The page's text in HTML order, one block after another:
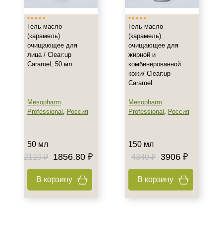
Тип товара
Масло
Гель
Класс косметики
Тип кожи
Все типы кожи
Жирная
Гель-масло
(карамель)
очищающее для
лица / Clear:up
Caramel, 50 мл
Mesopharm
Professional , Россия
50 мл
2110 ₽
1856.80 ₽
В корзину
Гель-масло
(карамель)
очищающее для
жирной и
комбинированной
кожи/ Clear:up
Caramel
Mesopharm
Professional , Россия
150 мл
4340 ₽
3906 ₽
В корзину